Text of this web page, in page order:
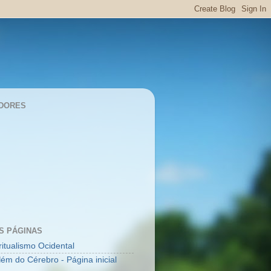
PÁGINAS
Ocidental
do Cérebro - Página inicial